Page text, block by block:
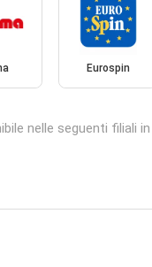
Eurospin
nelle seguenti filiali